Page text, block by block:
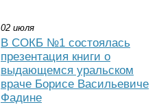
02 июля
В СОКБ №1 состоялась
презентация книги о
выдающемся уральском
враче Борисе Васильевиче
Фадине